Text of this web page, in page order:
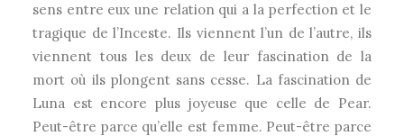
sens entre eux une relation qui a la perfection et le
tragique de l’Inceste. Ils viennent l’un de l’autre, ils
viennent tous les deux de leur fascination de la
mort où ils plongent sans cesse. La fascination de
Luna est encore plus joyeuse que celle de Pear.
Peut-être parce qu’elle est femme. Peut-être parce